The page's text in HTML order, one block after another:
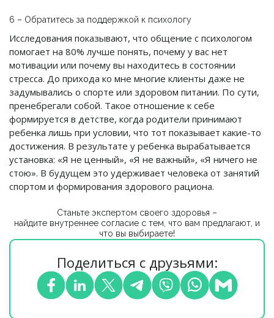
6 – Обратитесь за поддержкой к психологу
Исследования показывают, что общение с психологом
помогает на 80% лучше понять, почему у вас нет
мотивации или почему вы находитесь в состоянии
стресса. До прихода ко мне многие клиенты даже не
задумывались о спорте или здоровом питании. По сути,
пренебрегали собой. Такое отношение к себе
формируется в детстве, когда родители принимают
ребенка лишь при условии, что тот показывает какие-то
достижения. В результате у ребенка вырабатывается
установка: «Я не ценный», «Я не важный», «Я ничего не
стою». В будущем это удерживает человека от занятий
спортом и формирования здорового рациона.
Станьте экспертом своего здоровья –
найдите внутреннее согласие с тем, что вам предлагают, и
что вы выбираете!
Поделиться с друзьями: